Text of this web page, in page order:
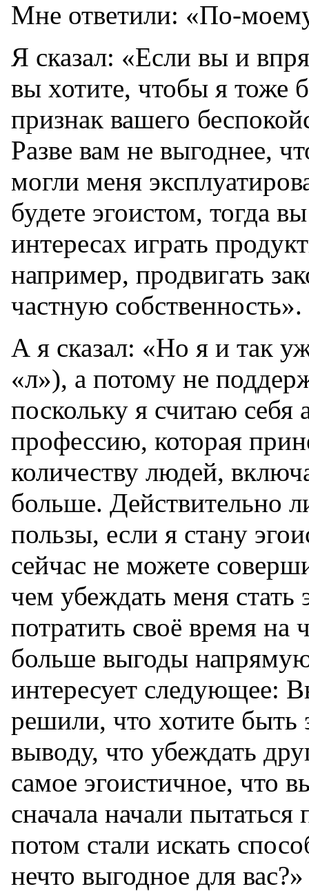
Мне ответили: «По-
Я сказал: «Если вы и
вы хотите, чтобы я тоже
признак вашего
Разве вам не выгоднее,
могли меня
будете эгоистом, тогда
интересах играть
например, продвигать
частную собственность».
А я сказал: «Но я и так
«л»), а потому не
поскольку я считаю себя
профессию, которая
количеству людей,
больше. Действительно
пользы, если я стану
сейчас не можете
чем убеждать меня стать
потратить своё время на
больше выгоды
интересует следующее:
решили, что хотите быть
выводу, что убеждать
самое эгоистичное, что
сначала начали
потом стали искать
нечто выгодное для вас?»